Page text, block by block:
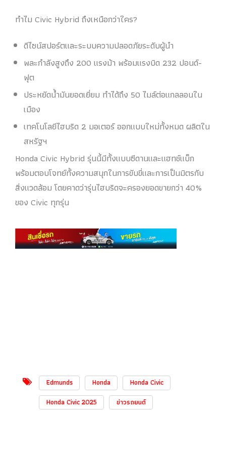
ทำไม Civic Hybrid ถึงเหนือกว่าใคร?
ดีไซน์สปอร์ตและระบบความปลอดภัยระดับผู้นำ
พละกำลังสูงถึง 200 แรงม้า พร้อมแรงบิด 232 ปอนด์-
ฟุต
ประหยัดน้ำมันยอดเยี่ยม ทำได้ถึง 50 ไมล์ต่อแกลลอนใน
เมือง
เทคโนโลยีไฮบริด 2 มอเตอร์ ออกแบบใหม่ทั้งหมด ผลิตใน
สหรัฐฯ
Honda Civic Hybrid รุ่นนี้มีทั้งแบบซีดานและแฮทช์แบ็ก
พร้อมตอบโจทย์ทั้งความสนุกในการขับขี่และการเป็นมิตรกับ
สิ่งแวดล้อม โดยคาดว่ารุ่นไฮบริดจะครองยอดขายกว่า 40%
ของ Civic ทุกรุ่น
Edmunds Honda
Honda Civic
Honda Civic 2025
ข่าวรถยนต์